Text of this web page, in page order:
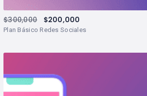
Plan Básico Redes Sociales
$300,000 $200,000